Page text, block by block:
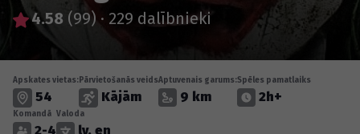
4.58 (99) · 229 dalībnieki
Apskates vietas:
54
Pārvietošanās veids
Kājām
Aptuvenais garums:
9 km
Spēles pamatlaiks
2h+
Komandā
2-4
Valoda
lv, en